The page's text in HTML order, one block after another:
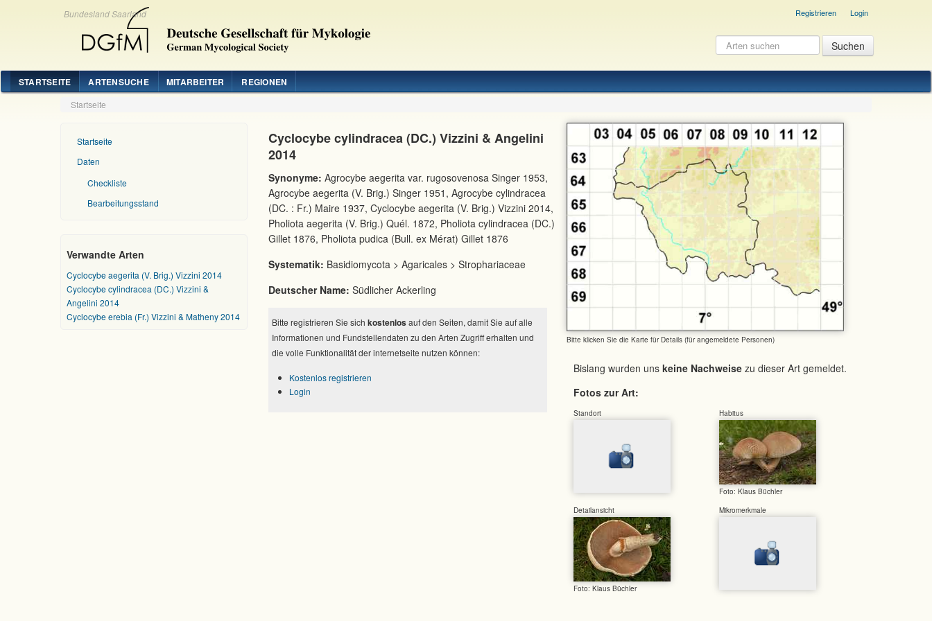
Bundesland Saarland Registrieren Login
STARTSEITE ARTENSUCHE MITARBEITER REGIONEN
Startseite
Startseite
Daten
Checkliste
Bearbeitungsstand
Verwandte Arten
Cyclocybe aegerita (V. Brig.) Vizzini 2014
Cyclocybe cylindracea (DC.) Vizzini &
Angelini 2014
Cyclocybe erebia (Fr.) Vizzini & Matheny 2014
Bitte klicken Sie die Karte für Details (für angemeldete Personen)
Bislang wurden uns keine Nachweise zu dieser Art gemeldet.
Fotos zur Art:
Standort Habitus
Foto: Klaus Büchler
Detailansicht
Foto: Klaus Büchler
Mikromerkmale
Cyclocybe cylindracea (DC.) Vizzini & Angelini
2014
Synonyme: Agrocybe aegerita var. rugosovenosa Singer 1953,
Agrocybe aegerita (V. Brig.) Singer 1951, Agrocybe cylindracea
(DC. : Fr.) Maire 1937, Cyclocybe aegerita (V. Brig.) Vizzini 2014,
Pholiota aegerita (V. Brig.) Quél. 1872, Pholiota cylindracea (DC.)
Gillet 1876, Pholiota pudica (Bull. ex Mérat) Gillet 1876
Systematik: Basidiomycota > Agaricales > Strophariaceae
Deutscher Name: Südlicher Ackerling
Bitte registrieren Sie sich kostenlos auf den Seiten, damit Sie auf alle
Informationen und Fundstellendaten zu den Arten Zugriff erhalten und
die volle Funktionalität der internetseite nutzen können:
Kostenlos registrieren
Login